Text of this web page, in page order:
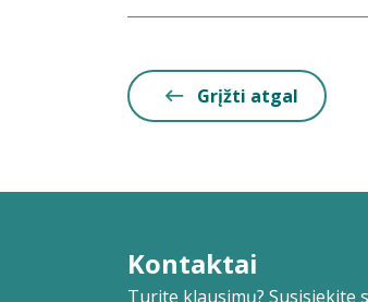
Grįžti atgal
Kontaktai
Turite klausimų? Susisiekite